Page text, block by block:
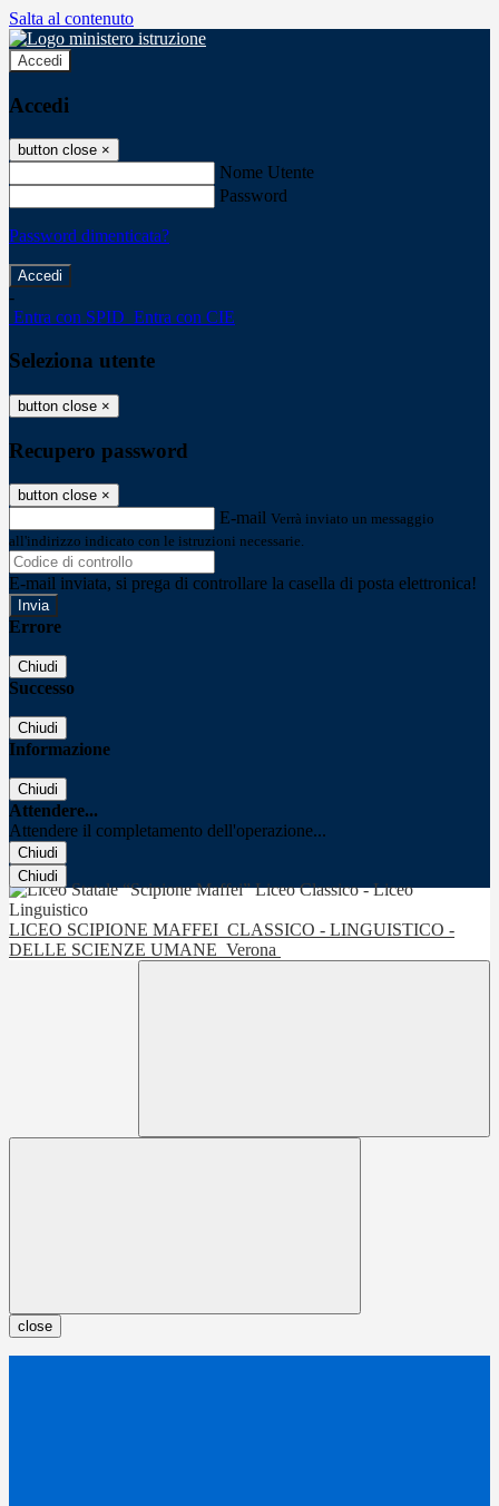
Salta al contenuto
Accedi
Accedi
button close ×
Nome Utente
Password
Password dimenticata?
-
Entra con SPID Entra con CIE
Seleziona utente
button close ×
Recupero password
button close ×
E-mail Verrà inviato un messaggio
all'indirizzo indicato con le istruzioni necessarie.
E-mail inviata, si prega di controllare la casella di posta elettronica!
Errore
Chiudi
Successo
Chiudi
Informazione
Chiudi
Attendere...
Attendere il completamento dell'operazione...
Chiudi
Chiudi
LICEO SCIPIONE MAFFEI CLASSICO - LINGUISTICO -
DELLE SCIENZE UMANE Verona
close